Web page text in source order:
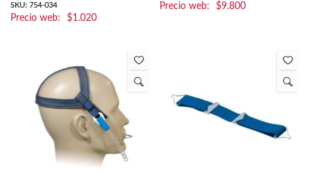
SKU: 754-034
$1.020
$9.800